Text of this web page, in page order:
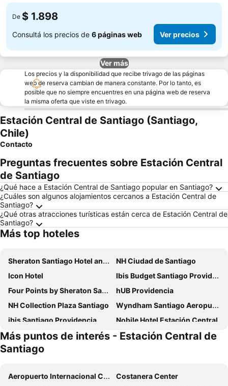
De $ 1.898
Consultá los precios de 6 páginas web Ver precios
Ver más
Los precios y la disponibilidad que recibe trivago de las páginas
web de reserva cambian de manera constante. Por lo tanto, es
posible que no siempre encuentres en una página web de reserva
la misma oferta que viste en trivago.
Estación Central de Santiago (Santiago,
Chile)
Contacto
Preguntas frecuentes sobre Estación Central
de Santiago
¿Qué hace a Estación Central de Santiago popular en Santiago?
¿Cuáles son algunos alojamientos cercanos a Estación Central de
Santiago?
¿Qué otras atracciones turísticas están cerca de Estación Central de
Santiago?
Más top hoteles
Sheraton Santiago Hotel and Convention Center
NH Ciudad de Santiago
Icon Hotel
Ibis Budget Santiago Providencia
Four Points by Sheraton Santiago
hUB Providencia
NH Collection Plaza Santiago
Wyndham Santiago Aeropuerto
ibis Santiago Providencia
Nobile Hotel Estación Central
Hotel Director Vitacura
Novotel Santiago Las Condes
City Express by Marriott Santiago Aeropuerto Chile
ibis Santiago Las Condes
Holiday Inn Express Santiago Las Condes By Ihg
Más puntos de interés - Estación Central de
Santiago
Aeropuerto Internacional Comodoro Arturo Merino Benítez
Costanera Center